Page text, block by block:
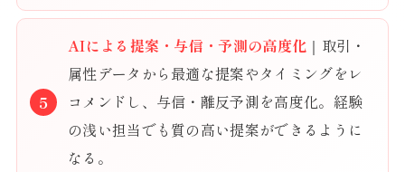
AIによる提案・与信・予測の高度化 ｜取引・
属性データから最適な提案やタイミングをレ
コメンドし、与信・離反予測を高度化。経験
の浅い担当でも質の高い提案ができるように
なる。